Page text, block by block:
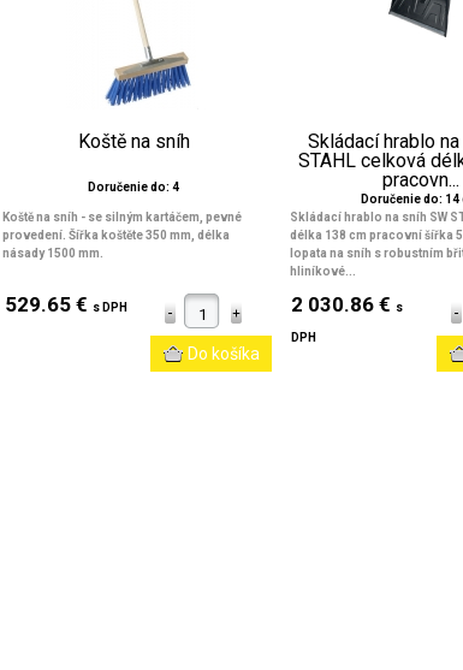
Koště na sníh
Doručenie do: 4
Koště na sníh - se silným kartáčem, pevné
provedení. Šířka koštěte 350 mm, délka
násady 1500 mm.
529.65 € s DPH
Skládací hrablo
STAHL celková
pracovn...
Doručenie do: 14
Skládací hrablo na sníh SW
délka 138 cm pracovní šířka
lopata na sníh s robustním
hliníkové...
2 030.86 € s
DPH